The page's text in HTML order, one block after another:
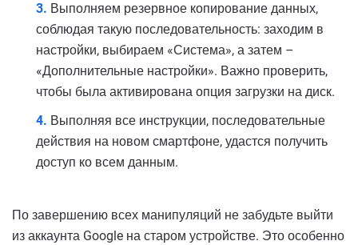
Выполняем резервное копирование данных,
соблюдая такую последовательность: заходим в
настройки, выбираем «Система», а затем –
«Дополнительные настройки». Важно проверить,
чтобы была активирована опция загрузки на диск.
Выполняя все инструкции, последовательные
действия на новом смартфоне, удастся получить
доступ ко всем данным.
По завершению всех манипуляций не забудьте выйти
из аккаунта Google на старом устройстве. Это особенно